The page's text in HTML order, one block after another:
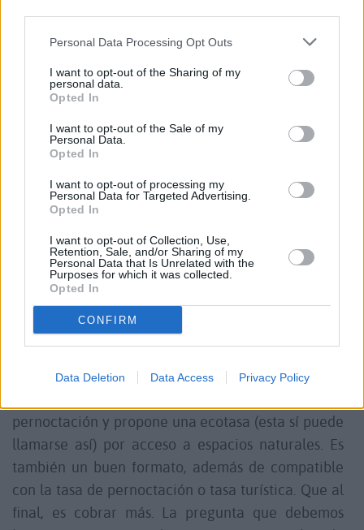
Personal Data Processing Opt Outs
I want to opt-out of the Sharing of my
personal data.
Opted In
I want to opt-out of the Sale of my
Personal Data.
Opted In
I want to opt-out of processing my
Personal Data for Targeted Advertising.
Opted In
I want to opt-out of Collection, Use,
Retention, Sale, and/or Sharing of my
Personal Data that Is Unrelated with the
Purposes for which it was collected.
Opted In
CONFIRM
Data Deletion Data Access Privacy Policy
impuesto local. Y eso ya existe en Canarias: es el
IGIC, cuya recaudación íntegra se distribuye entre
las administraciones locales canarias sería mucho
más cómodo un sistema centralizado que ochenta
y cuatro sistemas municipales, que requerirían la
creación de multitud de mecanismos de gestión y
el IGIC para incorporar la tasa de pernoctación y
distribuir la subida de tipo entre las corporaciones.
A mucha gente –me incluyo- le parece lo más
sensato, pero todo el mundo tiene derecho a
pensar lo que quiera. Lo que parece
debocachanclaes calificar de “borrachera de
locura” una propuesta perfectamente sensata y
pernoctación y propone una ecotasa (esta sí puede
llamarse así) por acceso a espacios naturales. Es
también un buen formato, además de compatible
con la tasa de pernoctación o tasa turística. Que al
final, es cobrar más. La pregunta que debemos